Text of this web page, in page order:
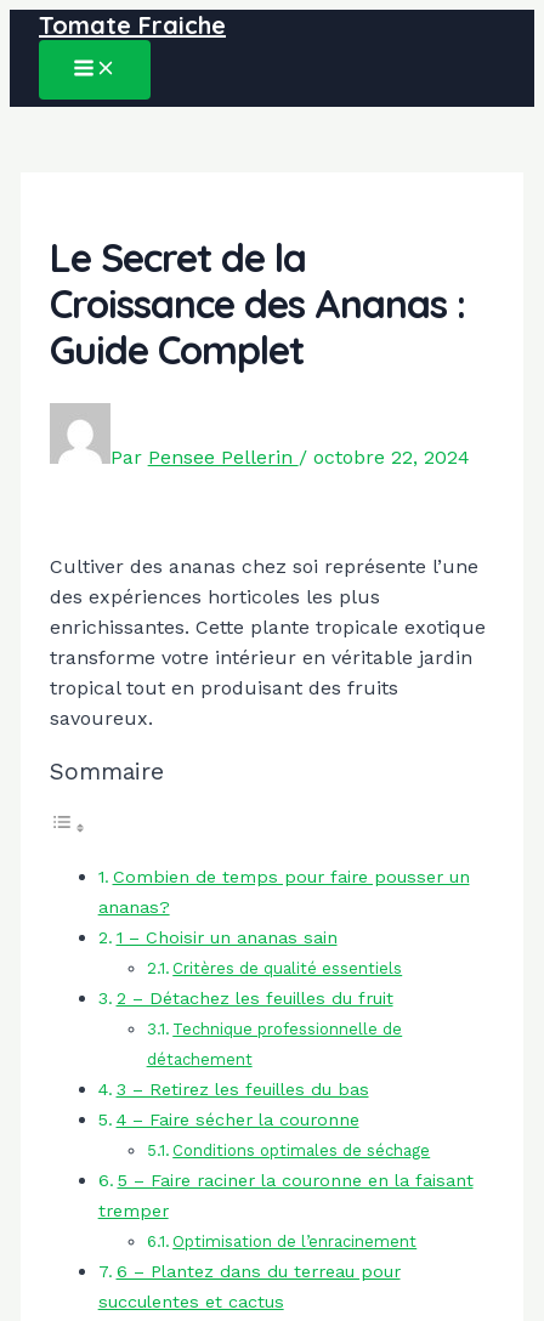
Aller
contenu
Tomate Fraiche
MAIN
MENU
Le Secret de la
Croissance des Ananas :
Guide Complet
Par Pensee Pellerin / octobre 22, 2024
Cultiver des ananas chez soi représente l’une
des expériences horticoles les plus
enrichissantes. Cette plante tropicale exotique
transforme votre intérieur en véritable jardin
tropical tout en produisant des fruits
savoureux.
Sommaire
Combien de temps pour faire pousser un
ananas?
1 – Choisir un ananas sain
Critères de qualité essentiels
2 – Détachez les feuilles du fruit
Technique professionnelle de
détachement
3 – Retirez les feuilles du bas
4 – Faire sécher la couronne
Conditions optimales de séchage
5 – Faire raciner la couronne en la faisant
tremper
Optimisation de l’enracinement
6 – Plantez dans du terreau pour
succulentes et cactus